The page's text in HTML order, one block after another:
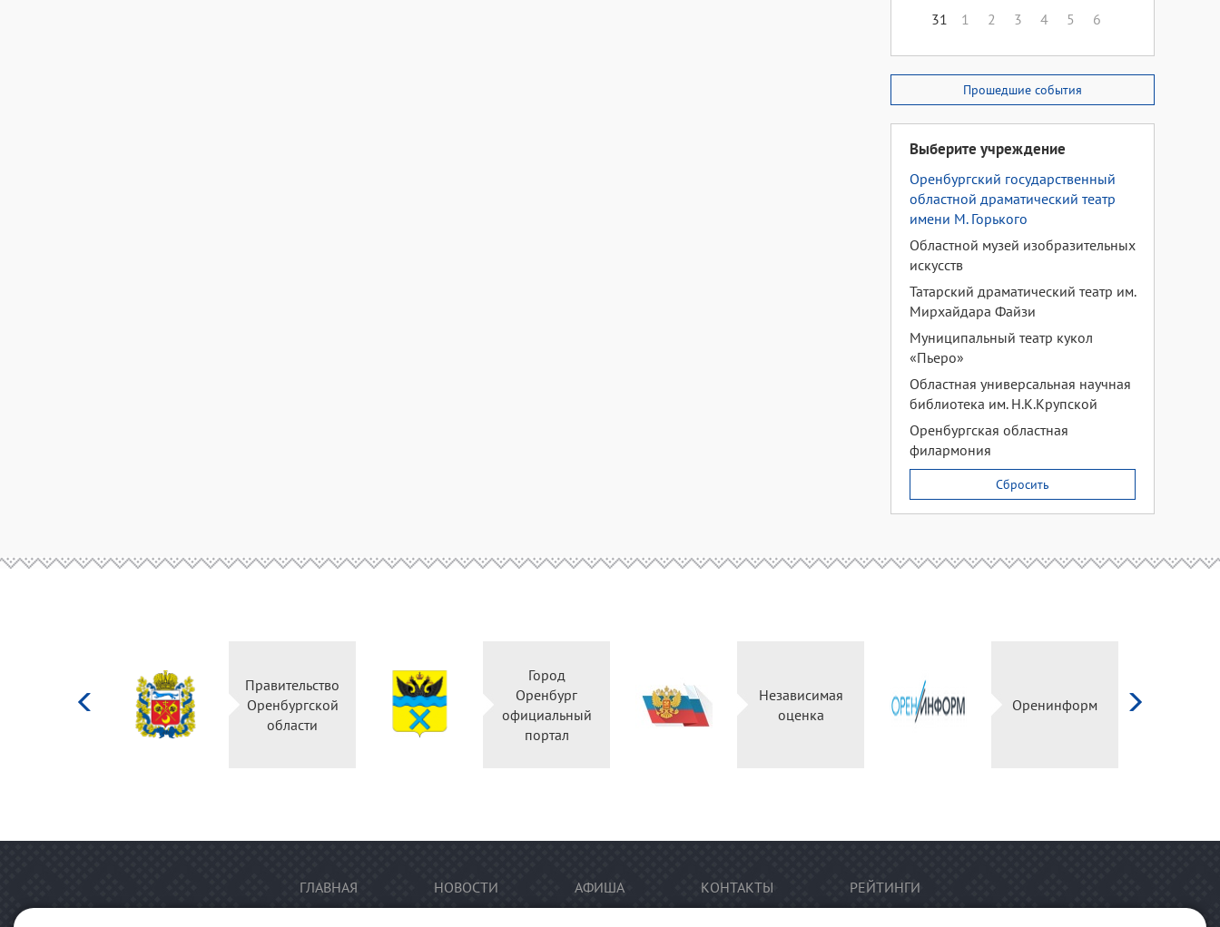
31
1 2 3 4 5 6
Прошедшие события
Выберите учреждение
Оренбургский государственный
областной драматический театр
имени М. Горького
Областной музей изобразительных
искусств
Татарский драматический театр им.
Мирхайдара Файзи
Муниципальный театр кукол
«Пьеро»
Областная универсальная научная
библиотека им. Н.К.Крупской
Оренбургская областная
филармония
Сбросить
Правительство
Оренбургской
области
Город
Оренбург
официальный
портал
Независимая
оценка
Оренинформ
ГЛАВНАЯ НОВОСТИ АФИША КОНТАКТЫ РЕЙТИНГИ